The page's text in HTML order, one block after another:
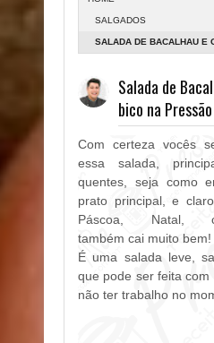
SALGADOS
SALADA DE BACALHAU E
Salada de
bico na Pressão
Com certeza vocês
essa salada,
quentes, seja como
prato principal, e
Páscoa, Natal,
também cai muito bem!
É uma salada leve,
que pode ser feita
não ter trabalho no